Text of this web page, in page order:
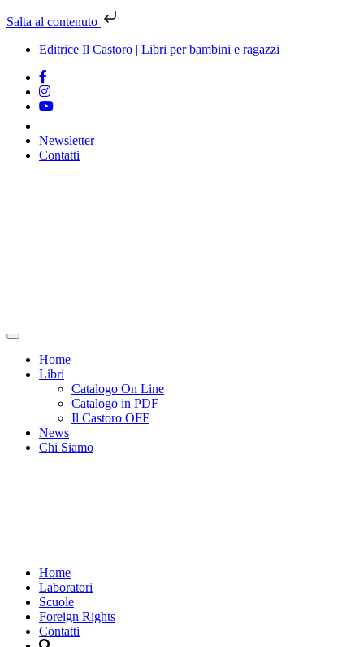
Salta al contenuto
Editrice Il Castoro | Libri per bambini e ragazzi
Newsletter
Contatti
Home
Libri
Catalogo On Line
Catalogo in PDF
Il Castoro OFF
News
Chi Siamo
Home
Laboratori
Scuole
Foreign Rights
Contatti